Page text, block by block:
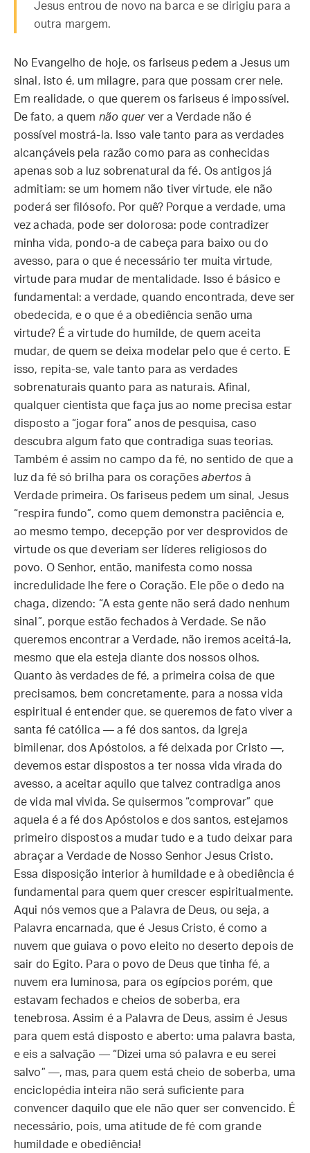
Jesus entrou de novo na barca e se dirigiu para a
outra margem.
No Evangelho de hoje, os fariseus pedem a Jesus um
sinal, isto é, um milagre, para que possam crer nele.
Em realidade, o que querem os fariseus é impossível.
De fato, a quem não querver a Verdade não é
possível mostrá-la. Isso vale tanto para as verdades
alcançáveis pela razão como para as conhecidas
apenas sob a luz sobrenatural da fé. Os antigos já
admitiam: se um homem não tiver virtude, ele não
poderá ser filósofo. Por quê? Porque a verdade, uma
vez achada, pode ser dolorosa: pode contradizer
minha vida, pondo-a de cabeça para baixo ou do
avesso, para o que é necessário ter muita virtude,
virtude para mudar de mentalidade. Isso é básico e
fundamental: a verdade, quando encontrada, deve ser
obedecida, e o que é a obediência senão uma
virtude? É a virtude do humilde, de quem aceita
mudar, de quem se deixa modelar pelo que é certo. E
isso, repita-se, vale tanto para as verdades
sobrenaturais quanto para as naturais. Afinal,
qualquer cientista que faça jus ao nome precisa estar
disposto a “jogar fora” anos de pesquisa, caso
descubra algum fato que contradiga suas teorias.
Também é assim no campo da fé, no sentido de que a
luz da fé só brilha para os corações abertos à
Verdade primeira. Os fariseus pedem um sinal, Jesus
“respira fundo”, como quem demonstra paciência e,
ao mesmo tempo, decepção por ver desprovidos de
virtude os que deveriam ser líderes religiosos do
povo. O Senhor, então, manifesta como nossa
incredulidade lhe fere o Coração. Ele põe o dedo na
chaga, dizendo: “A esta gente não será dado nenhum
sinal”, porque estão fechados à Verdade. Se não
queremos encontrar a Verdade, não iremos aceitá-la,
mesmo que ela esteja diante dos nossos olhos.
Quanto às verdades de fé, a primeira coisa de que
precisamos, bem concretamente, para a nossa vida
espiritual é entender que, se queremos de fato viver a
santa fé católica — a fé dos santos, da Igreja
bimilenar, dos Apóstolos, a fé deixada por Cristo —,
devemos estar dispostos a ter nossa vida virada do
avesso, a aceitar aquilo que talvez contradiga anos
de vida mal vivida. Se quisermos “comprovar” que
aquela é a fé dos Apóstolos e dos santos, estejamos
primeiro dispostos a mudar tudo e a tudo deixar para
abraçar a Verdade de Nosso Senhor Jesus Cristo.
Essa disposição interior à humildade e à obediência é
fundamental para quem quer crescer espiritualmente.
Aqui nós vemos que a Palavra de Deus, ou seja, a
Palavra encarnada, que é Jesus Cristo, é como a
nuvem que guiava o povo eleito no deserto depois de
sair do Egito. Para o povo de Deus que tinha fé, a
nuvem era luminosa, para os egípcios porém, que
estavam fechados e cheios de soberba, era
tenebrosa. Assim é a Palavra de Deus, assim é Jesus
para quem está disposto e aberto: uma palavra basta,
e eis a salvação — “Dizei uma só palavra e eu serei
salvo” —, mas, para quem está cheio de soberba, uma
enciclopédia inteira não será suficiente para
convencer daquilo que ele não quer ser convencido. É
necessário, pois, uma atitude de fé com grande
humildade e obediência!